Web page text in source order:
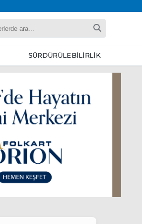
SÜRDÜRÜLEBILIRLIK